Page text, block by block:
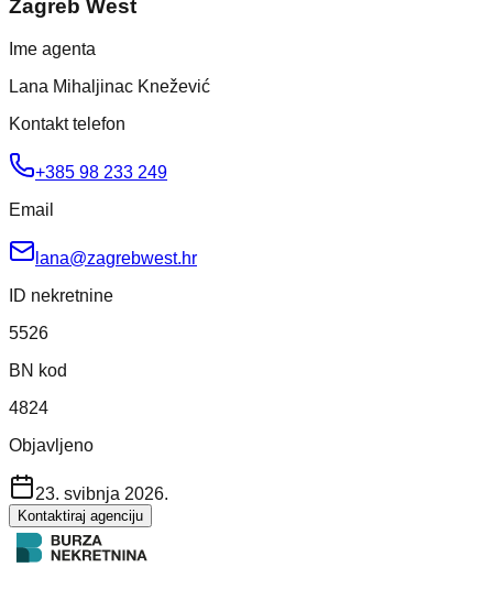
Zagreb West
Ime agenta
Lana Mihaljinac Knežević
Kontakt telefon
+385 98 233 249
Email
lana@zagrebwest.hr
ID nekretnine
5526
BN kod
4824
Objavljeno
23. svibnja 2026.
Kontaktiraj agenciju